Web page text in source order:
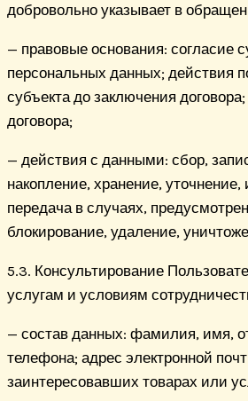
добровольно указывает в
— правовые основания: согласие
персональных данных; действия
субъекта до заключения
договора;
— действия с данными: сбор,
накопление, хранение, уточнение,
передача в случаях,
блокирование, удаление,
5.3. Консультирование
услугам и условиям
— состав данных: фамилия, имя,
телефона; адрес электронной
заинтересовавших товарах или